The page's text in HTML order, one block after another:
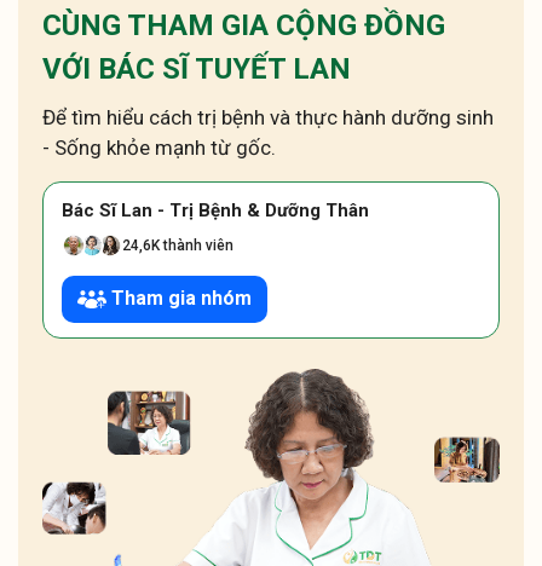
CÙNG THAM GIA CỘNG ĐỒNG
VỚI BÁC SĨ TUYẾT LAN
Để tìm hiểu cách trị bệnh và thực hành dưỡng sinh
- Sống khỏe mạnh từ gốc.
Bác Sĩ Lan - Trị Bệnh & Dưỡng Thân
24,6K thành viên
Tham gia nhóm